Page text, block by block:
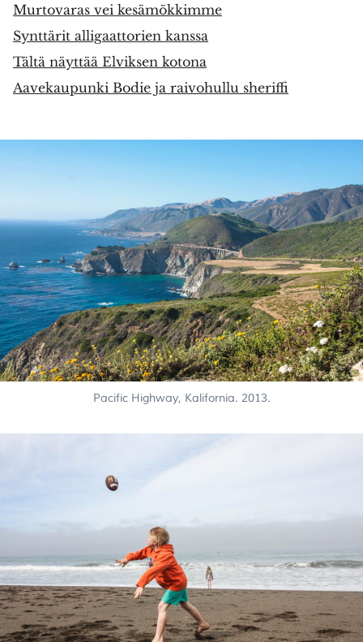
Murtovaras vei kesämökkimme
Synttärit alligaattorien kanssa
Tältä näyttää Elviksen kotona
Aavekaupunki Bodie ja raivohullu sheriffi
Pacific Highway, Kalifornia. 2013.